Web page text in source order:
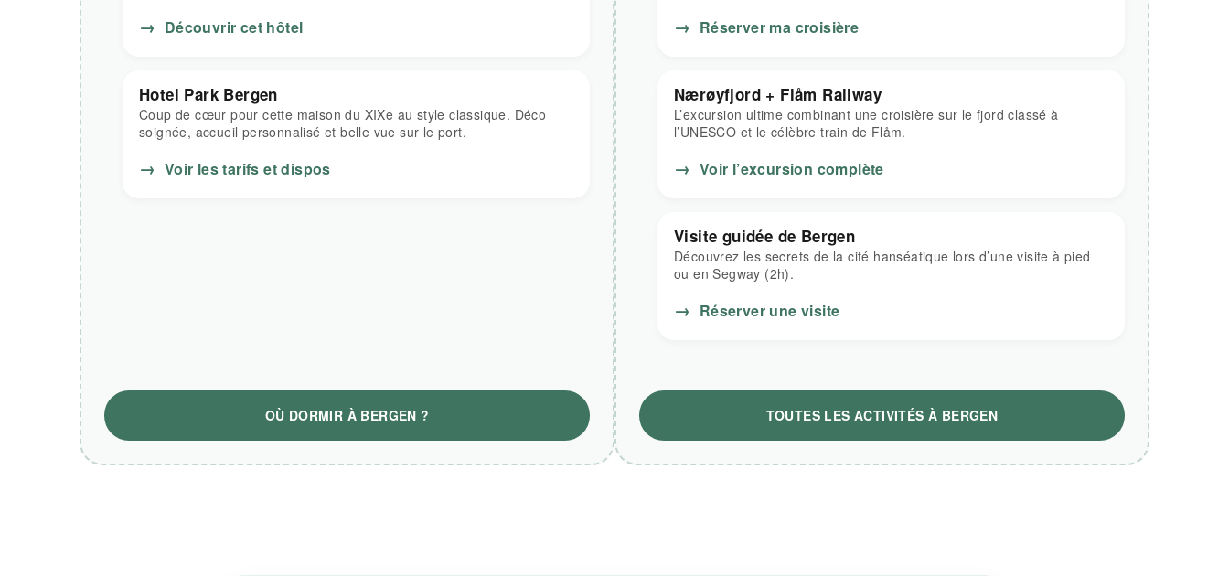
→ Découvrir cet hôtel
Hotel Park Bergen
Coup de cœur pour cette maison du XIXe au style classique. Déco
soignée, accueil personnalisé et belle vue sur le port.
→ Voir les tarifs et dispos
OÙ DORMIR À BERGEN ?
→ Réserver ma croisière
Nærøyfjord + Flåm Railway
L’excursion ultime combinant une croisière sur le fjord classé à
l’UNESCO et le célèbre train de Flåm.
→ Voir l’excursion complète
Visite guidée de Bergen
Découvrez les secrets de la cité hanséatique lors d’une visite à pied
ou en Segway (2h).
→ Réserver une visite
TOUTES LES ACTIVITÉS À BERGEN